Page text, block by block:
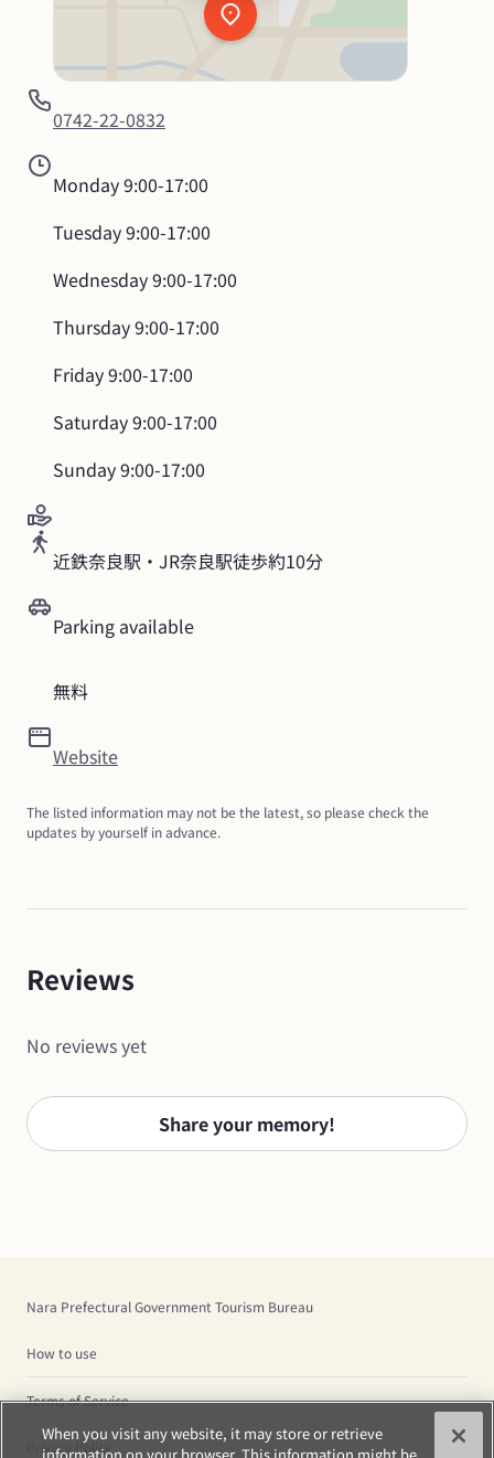
0742-22-0832
Monday9:00-17:00
Tuesday9:00-17:00
Wednesday9:00-17:00
Thursday9:00-17:00
Friday9:00-17:00
Saturday9:00-17:00
Sunday9:00-17:00
近鉄奈良駅・JR奈良駅徒歩約10分
Parking available
無料
Website
The listed information may not be the latest, so please check the
updates by yourself in advance.
Reviews
No reviews yet
Share your memory!
Nara Prefectural Government Tourism Bureau
How to use
Terms of Service
Privacy Policy
When you visit any website, it may store or retrieve